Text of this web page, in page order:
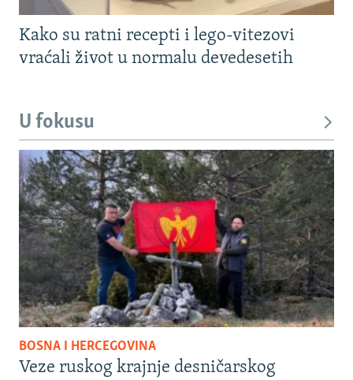
Kako su ratni recepti i lego-vitezovi
vraćali život u normalu devedesetih
U fokusu
BOSNA I HERCEGOVINA
Veze ruskog krajnje desničarskog